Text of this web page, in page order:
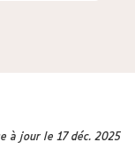
à jour le 17 déc. 2025